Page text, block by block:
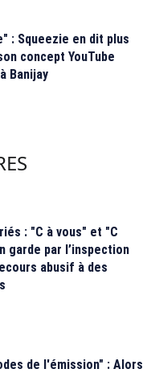
: Squeezie en dit plus
concept YouTube
Banijay
: "C à vous" et "C
garde par l’inspection
abusif à des
de l'émission" : Alors